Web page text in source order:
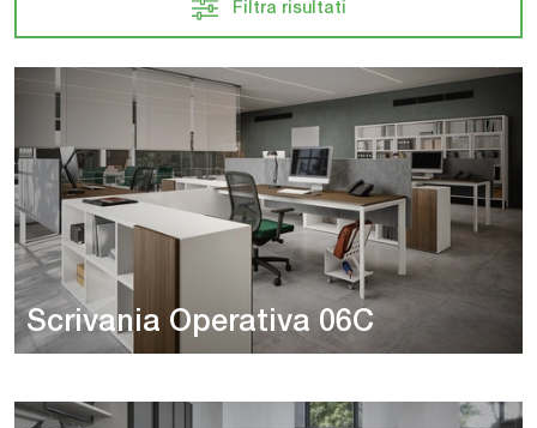
Filtra risultati
Scrivania Operativa 06C